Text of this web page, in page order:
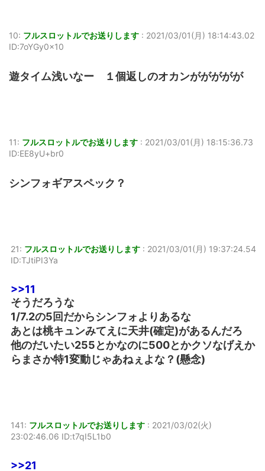
10: フルスロットルでお送りします : 2021/03/01(月) 18:14:43.02
ID:7oYGy0x10
遊タイム浅いなー １個返しのオカンががががが
11: フルスロットルでお送りします : 2021/03/01(月) 18:15:36.73
ID:EE8yU+br0
シンフォギアスペック？
21: フルスロットルでお送りします : 2021/03/01(月) 19:37:24.54
ID:TJtiPI3Ya
>>11
そうだろうな
1/7.2の5回だからシンフォよりあるな
あとは桃キュンみてえに天井(確定)があるんだろ
他のだいたい255とかなのに500とかクソなげえか
らまさか特1変動じゃあねぇよな？(懸念)
141: フルスロットルでお送りします : 2021/03/02(火)
23:02:46.06 ID:t7qI5L1b0
>>21